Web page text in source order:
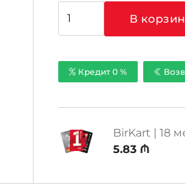
товара
DS-
7104HGHI-
В
Кредит 0 %
BirKart | 18
5.83 ₼